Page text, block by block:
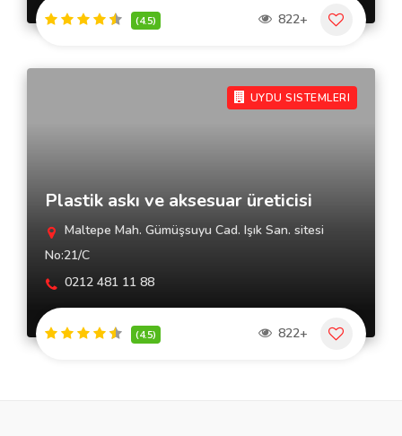
(4.5) 822+
UYDU SISTEMLERI
Plastik askı ve aksesuar üreticisi
Maltepe Mah. Gümüşsuyu Cad. Işık San. sitesi
No:21/C
0212 481 11 88
(4.5) 822+